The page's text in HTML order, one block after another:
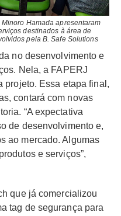
Hamada apresentaram
destinados à área de
pela B. Safe Solutions
no desenvolvimento e
Nela, a FAPERJ
projeto. Essa etapa final,
contará com novas
“A expectativa
de desenvolvimento e,
ao mercado. Algumas
e serviços”,
que já comercializou
tag de segurança para